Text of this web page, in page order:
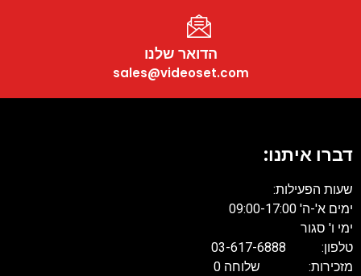
הדואר שלנו
sales@videoset.com
דברו איתנו:
שעות הפעילות:
ימים א'-ה' 09:00-17:00
ימי ו' סגור
טלפון: 03-617-6888
מזכירות: שלוחה 0